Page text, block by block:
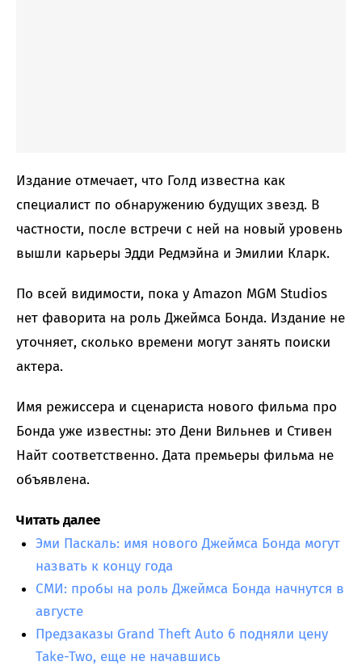
Издание отмечает, что Голд известна как
специалист по обнаружению будущих звезд. В
частности, после встречи с ней на новый уровень
вышли карьеры Эдди Редмэйна и Эмилии Кларк.
По всей видимости, пока у Amazon MGM Studios
нет фаворита на роль Джеймса Бонда. Издание не
уточняет, сколько времени могут занять поиски
актера.
Имя режиссера и сценариста нового фильма про
Бонда уже известны: это Дени Вильнев и Стивен
Найт соответственно. Дата премьеры фильма не
объявлена.
Читать далее
Эми Паскаль: имя нового Джеймса Бонда могут
назвать к концу года
СМИ: пробы на роль Джеймса Бонда начнутся в
августе
Предзаказы Grand Theft Auto 6 подняли цену
Take-Two, еще не начавшись